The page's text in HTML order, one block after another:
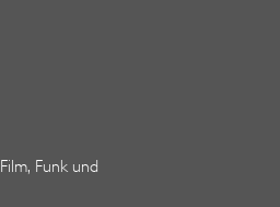
Funk und